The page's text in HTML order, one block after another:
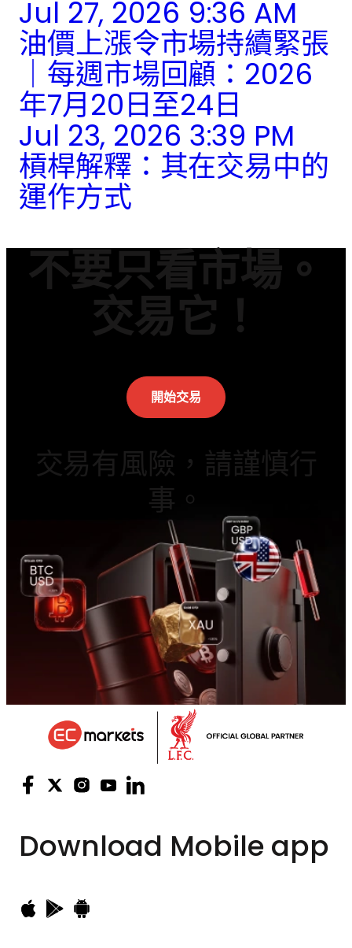
Jul 27, 2026 9:36 AM
油價上漲令市場持續緊張
｜每週市場回顧：2026
年7月20日至24日
Jul 23, 2026 3:39 PM
槓桿解釋：其在交易中的
運作方式
不要只看市場。
交易它！
開始交易
交易有風險，請謹慎行
事。
Download Mobile app